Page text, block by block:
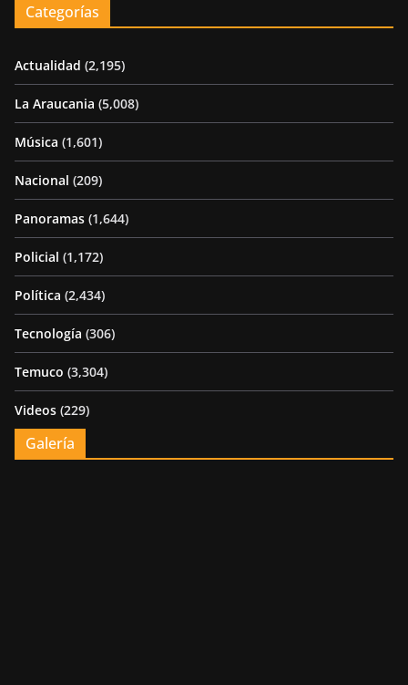
Categorías
Actualidad (2,195)
La Araucania (5,008)
Música (1,601)
Nacional (209)
Panoramas (1,644)
Policial (1,172)
Política (2,434)
Tecnología (306)
Temuco (3,304)
Videos (229)
Galería